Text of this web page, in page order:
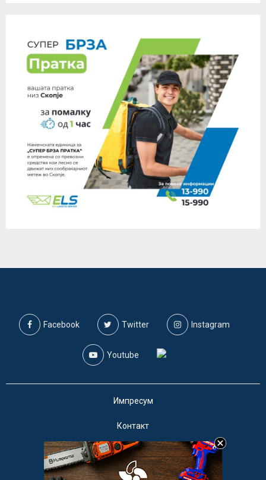
Facebook Twitter Instagram
Youtube
Импресум
Контакт
Маркетинг
Услови за користење